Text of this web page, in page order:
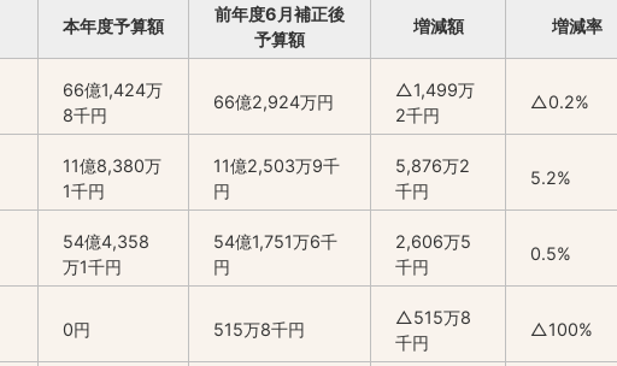
本年度予算額
前年度6月補正後
予算額
増減額 増減率
66億1,424万
8千円
66億2,924万円
△1,499万
2千円
△0.2%
11億8,380万
1千円
11億2,503万9千
円
5,876万2
千円
5.2%
54億4,358
万1千円
54億1,751万6千
円
2,606万5
千円
0.5%
0円 515万8千円
△515万8
千円
△100%